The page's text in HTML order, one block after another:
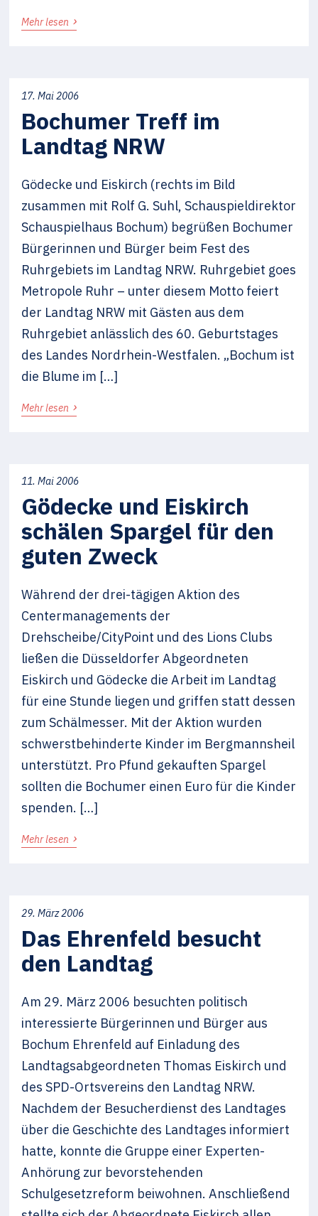
Mehr lesen ›
17. Mai 2006
Bochumer Treff im
Landtag NRW
Gödecke und Eiskirch (rechts im Bild
zusammen mit Rolf G. Suhl, Schauspieldirektor
Schauspielhaus Bochum) begrüßen Bochumer
Bürgerinnen und Bürger beim Fest des
Ruhrgebiets im Landtag NRW. Ruhrgebiet goes
Metropole Ruhr – unter diesem Motto feiert
der Landtag NRW mit Gästen aus dem
Ruhrgebiet anlässlich des 60. Geburtstages
des Landes Nordrhein-Westfalen. „Bochum ist
die Blume im […]
Mehr lesen ›
11. Mai 2006
Gödecke und Eiskirch
schälen Spargel für den
guten Zweck
Während der drei-tägigen Aktion des
Centermanagements der
Drehscheibe/CityPoint und des Lions Clubs
ließen die Düsseldorfer Abgeordneten
Eiskirch und Gödecke die Arbeit im Landtag
für eine Stunde liegen und griffen statt dessen
zum Schälmesser. Mit der Aktion wurden
schwerstbehinderte Kinder im Bergmannsheil
unterstützt. Pro Pfund gekauften Spargel
sollten die Bochumer einen Euro für die Kinder
spenden. […]
Mehr lesen ›
29. März 2006
Das Ehrenfeld besucht
den Landtag
Am 29. März 2006 besuchten politisch
interessierte Bürgerinnen und Bürger aus
Bochum Ehrenfeld auf Einladung des
Landtagsabgeordneten Thomas Eiskirch und
des SPD-Ortsvereins den Landtag NRW.
Nachdem der Besucherdienst des Landtages
über die Geschichte des Landtages informiert
hatte, konnte die Gruppe einer Experten-
Anhörung zur bevorstehenden
Schulgesetzreform beiwohnen. Anschließend